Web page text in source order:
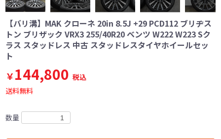
【バリ溝】MAK クローネ 20in 8.5J +29 PCD112 ブリヂス
トン ブリザック VRX3 255/40R20 ベンツ W222 W223 Sク
ラス スタッドレス 中古 スタッドレスタイヤホイールセッ
ト
￥144,800 税込
送料無料
数量